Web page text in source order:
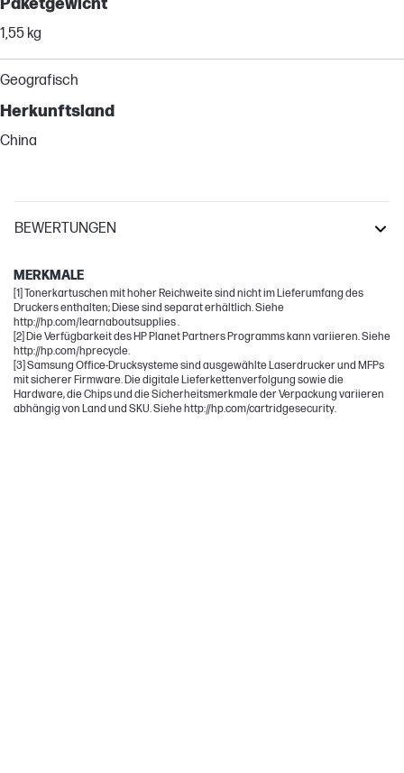
1,55 kg
Geografisch
Herkunftsland
China
BEWERTUNGEN
MERKMALE
[1] Tonerkartuschen mit hoher Reichweite sind nicht im Lieferumfang des
Druckers enthalten; Diese sind separat erhältlich. Siehe
http://hp.com/learnaboutsupplies .
[2] Die Verfügbarkeit des HP Planet Partners Programms kann variieren. Siehe
http://hp.com/hprecycle.
[3] Samsung Office-Drucksysteme sind ausgewählte Laserdrucker und MFPs
mit sicherer Firmware. Die digitale Lieferkettenverfolgung sowie die
Hardware, die Chips und die Sicherheitsmerkmale der Verpackung variieren
abhängig von Land und SKU. Siehe http://hp.com/cartridgesecurity.